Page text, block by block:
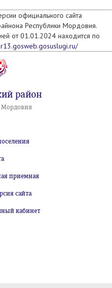
официального сайта
Республики Мордовия.
от 01.01.2024 находится по
район
Мордовия
приемная
сайта
кабинет